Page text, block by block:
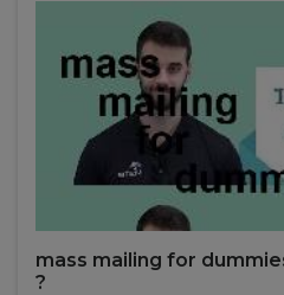
mass mailing for
?